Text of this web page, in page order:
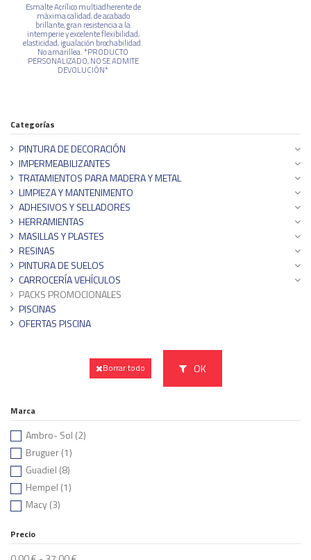
Esmalte Acrílico multiadherente de
máxima calidad, de acabado
brillante, gran resistencia a la
intemperie y excelente flexibilidad,
elasticidad, igualación brochabilidad.
No amarillea. *PRODUCTO
PERSONALIZADO, NO SE ADMITE
DEVOLUCIÓN*
Categorías
PINTURA DE DECORACIÓN
IMPERMEABILIZANTES
TRATAMIENTOS PARA MADERA Y METAL
LIMPIEZA Y MANTENIMENTO
ADHESIVOS Y SELLADORES
HERRAMIENTAS
MASILLAS Y PLASTES
RESINAS
PINTURA DE SUELOS
CARROCERÍA VEHÍCULOS
PACKS PROMOCIONALES
PISCINAS
OFERTAS PISCINA
Borrar todo OK
Marca
Ambro- Sol (2)
Bruguer(1)
Guadiel (8)
Hempel (1)
Macy(3)
Precio